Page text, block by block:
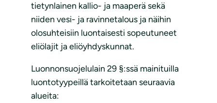
tietynlainen kallio- ja maaperä sekä
niiden vesi- ja ravinnetalous ja näihin
olosuhteisiin luontaisesti sopeutuneet
eliölajit ja eliöyhdyskunnat.
Luonnonsuojelulain 29 §:ssä mainituilla
luontotyypeillä tarkoitetaan seuraavia
alueita: